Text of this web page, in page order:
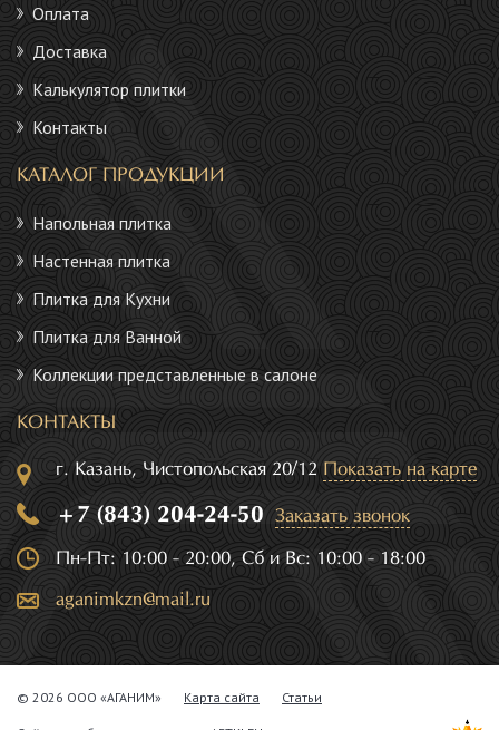
Оплата
Доставка
Калькулятор плитки
Контакты
КАТАЛОГ ПРОДУКЦИИ
Напольная плитка
Настенная плитка
Плитка для Кухни
Плитка для Ванной
Коллекции представленные в салоне
КОНТАКТЫ
г. Казань, Чистопольская 20/12 Показать на карте
+7 (843) 204-24-50 Заказать звонок
Пн-Пт: 10:00 - 20:00, Сб и Вс: 10:00 - 18:00
aganimkzn@mail.ru
© 2026 ООО «АГАНИМ» Карта сайта Статьи